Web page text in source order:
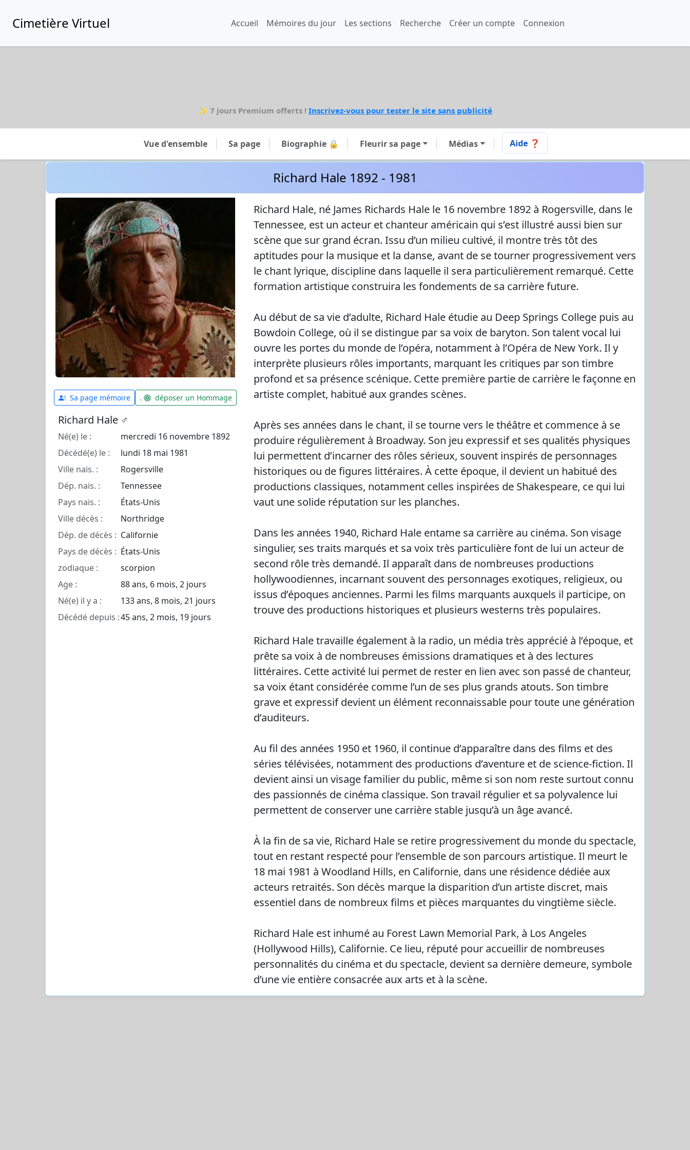
Cimetière Virtuel Accueil Mémoires du jour Les sections Recherche Créer un compte Connexion
✨ 7 jours Premium offerts ! Inscrivez-vous pour tester le site sans publicité
Vue d'ensemble Sa page Biographie 🔒 Fleurir sa page Médias Aide ❓
Richard Hale 1892 - 1981
Sa page mémoire . déposer un Hommage
Richard Hale ♂️
Né(e) le :
mercredi 16 novembre 1892
Décédé(e) le :
lundi 18 mai 1981
Ville nais. :
Rogersville
Dép. nais. :
Tennessee
Pays nais. :
États-Unis
Ville décès :
Northridge
Dép. de décès : Californie
Pays de décès : États-Unis
zodiaque :
scorpion
Age :
88 ans, 6 mois, 2 jours
Né(e) il y a :
133 ans, 8 mois, 21 jours
Décédé depuis :45 ans, 2 mois, 19 jours
Richard Hale, né James Richards Hale le 16 novembre 1892 à Rogersville, dans le
Tennessee, est un acteur et chanteur américain qui s’est illustré aussi bien sur
scène que sur grand écran. Issu d’un milieu cultivé, il montre très tôt des
aptitudes pour la musique et la danse, avant de se tourner progressivement vers
le chant lyrique, discipline dans laquelle il sera particulièrement remarqué. Cette
formation artistique construira les fondements de sa carrière future.
Au début de sa vie d’adulte, Richard Hale étudie au Deep Springs College puis au
Bowdoin College, où il se distingue par sa voix de baryton. Son talent vocal lui
ouvre les portes du monde de l’opéra, notamment à l’Opéra de New York. Il y
interprète plusieurs rôles importants, marquant les critiques par son timbre
profond et sa présence scénique. Cette première partie de carrière le façonne en
artiste complet, habitué aux grandes scènes.
Après ses années dans le chant, il se tourne vers le théâtre et commence à se
produire régulièrement à Broadway. Son jeu expressif et ses qualités physiques
lui permettent d’incarner des rôles sérieux, souvent inspirés de personnages
historiques ou de figures littéraires. À cette époque, il devient un habitué des
productions classiques, notamment celles inspirées de Shakespeare, ce qui lui
vaut une solide réputation sur les planches.
Dans les années 1940, Richard Hale entame sa carrière au cinéma. Son visage
singulier, ses traits marqués et sa voix très particulière font de lui un acteur de
second rôle très demandé. Il apparaît dans de nombreuses productions
hollywoodiennes, incarnant souvent des personnages exotiques, religieux, ou
issus d’époques anciennes. Parmi les films marquants auxquels il participe, on
trouve des productions historiques et plusieurs westerns très populaires.
Richard Hale travaille également à la radio, un média très apprécié à l’époque, et
prête sa voix à de nombreuses émissions dramatiques et à des lectures
littéraires. Cette activité lui permet de rester en lien avec son passé de chanteur,
sa voix étant considérée comme l’un de ses plus grands atouts. Son timbre
grave et expressif devient un élément reconnaissable pour toute une génération
d’auditeurs.
Au fil des années 1950 et 1960, il continue d’apparaître dans des films et des
séries télévisées, notamment des productions d’aventure et de science-fiction. Il
devient ainsi un visage familier du public, même si son nom reste surtout connu
des passionnés de cinéma classique. Son travail régulier et sa polyvalence lui
permettent de conserver une carrière stable jusqu’à un âge avancé.
À la fin de sa vie, Richard Hale se retire progressivement du monde du spectacle,
tout en restant respecté pour l’ensemble de son parcours artistique. Il meurt le
18 mai 1981 à Woodland Hills, en Californie, dans une résidence dédiée aux
acteurs retraités. Son décès marque la disparition d’un artiste discret, mais
essentiel dans de nombreux films et pièces marquantes du vingtième siècle.
Richard Hale est inhumé au Forest Lawn Memorial Park, à Los Angeles
(Hollywood Hills), Californie. Ce lieu, réputé pour accueillir de nombreuses
personnalités du cinéma et du spectacle, devient sa dernière demeure, symbole
d’une vie entière consacrée aux arts et à la scène.